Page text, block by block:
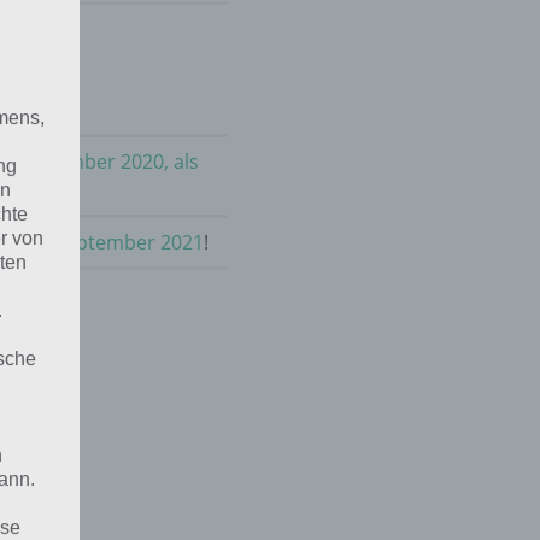
September 2020, als
im September 2021!
von